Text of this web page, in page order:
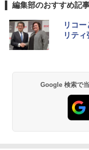
編集部のおすすめ記
リコ
リテ
Google 検索で